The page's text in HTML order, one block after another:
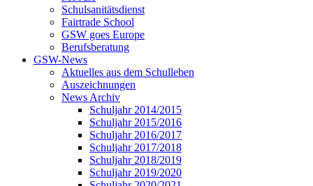
Schulsanitätsdienst
Fairtrade School
GSW goes Europe
Berufsberatung
GSW-News
Aktuelles aus dem Schulleben
Auszeichnungen
News Archiv
Schuljahr 2014/2015
Schuljahr 2015/2016
Schuljahr 2016/2017
Schuljahr 2017/2018
Schuljahr 2018/2019
Schuljahr 2019/2020